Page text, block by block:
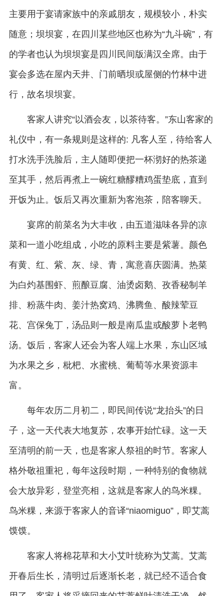
主要用于宴请家族中的亲戚朋友，规模较小，朴实
随意；坝坝宴，在四川某些地区也称为“九斗碗”，有
的学者也认为坝坝宴是四川民间版满汉全席。由于
宴会多选在屋内天井、门前晒坝或屋侧的竹林中进
行，故名坝坝宴。
客家人讲究“以酒会友，以茶待客。”东山客家的
礼仪中，有一条规则是这样的: 凡客人至，待给客人
打水洗手洗脸后，主人随即便把一杯沏好的热茶递
至其手，然后再煮上一碗红糖醪糟鸡蛋垫底，直到
开饭为止。饭后又再次重新为客泡茶，陪客聊天。
宴席的前菜名为大丰收，由五道滋味各异的凉
菜和一道小吃组成，小吃的原料主要是紫薯。颜色
有黄、红、紫、灰、绿、青，寓意喜庆圆满。热菜
为白灼基围虾、煎酿豆腐、油烫卤鹅、孜香秘制羊
排、粉蒸牛肉、姜汁热窝鸡、沸腾鱼、酸辣荤豆
花、宫保兔丁，汤品则一般是南瓜盅或酸萝卜老鸭
汤。饭后，客家人还会为客人端上水果，东山区域
为水果之乡，枇杷、水蜜桃、葡萄等水果资源丰
富。
每年农历二月初二，即民间传说“龙抬头”的日
子，这一天代表大地复苏，农事开始忙碌。这一天
至清明的前一天，也是客家人祭祖的时节。客家人
格外敬祖重祀，每年这段时期，一种特别的食物就
会大放异彩，登堂亮相，这就是客家人的鸟米粿。
鸟米粿，来源于客家人的音译“niaomiguo”，即艾蒿
馍馍。
客家人将棉花草和大小艾叶统称为艾蒿。艾蒿
开春后生长，清明过后逐渐长老，就已经不适合食